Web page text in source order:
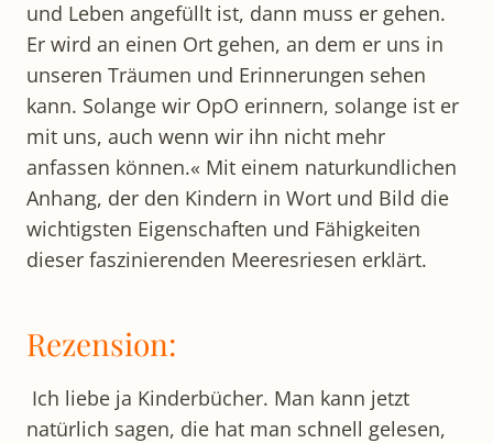
und Leben angefüllt ist, dann muss er gehen.
Er wird an einen Ort gehen, an dem er uns in
unseren Träumen und Erinnerungen sehen
kann. Solange wir OpO erinnern, solange ist er
mit uns, auch wenn wir ihn nicht mehr
anfassen können.« Mit einem naturkundlichen
Anhang, der den Kindern in Wort und Bild die
wichtigsten Eigenschaften und Fähigkeiten
dieser faszinierenden Meeresriesen erklärt.
Rezension:
Ich liebe ja Kinderbücher. Man kann jetzt
natürlich sagen, die hat man schnell gelesen,